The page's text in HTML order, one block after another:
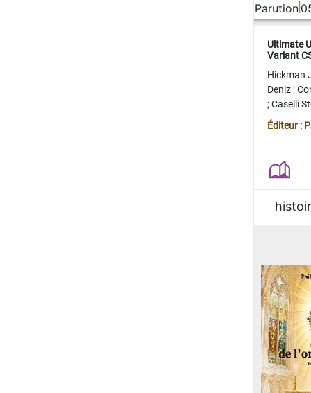
Parution
Ultimate
Variant
Hickman
Deniz;
;Caselli
Juan
Éditeur :